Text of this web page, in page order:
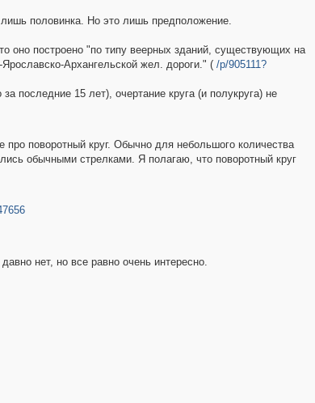
половинка. Но это лишь предположение.
оно построено "по типу веерных зданий, существующих на
Архангельской жел. дороги." ( /p/905111?
последние 15 лет), очертание круга (и полукруга) не
про поворотный круг. Обычно для небольшого количества
обычными стрелками. Я полагаю, что поворотный круг
нет, но все равно очень интересно.